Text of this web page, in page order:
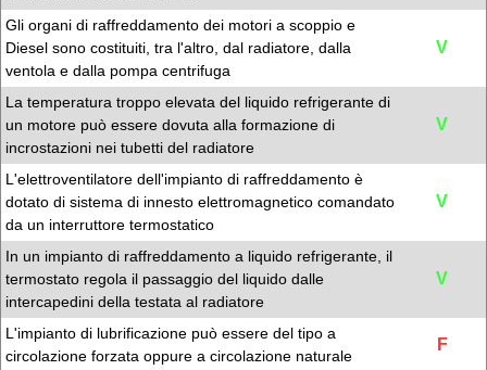
Gli organi di raffreddamento dei motori a scoppio e
Diesel sono costituiti, tra l'altro, dal radiatore, dalla
ventola e dalla pompa centrifuga
V
La temperatura troppo elevata del liquido refrigerante di
un motore può essere dovuta alla formazione di
incrostazioni nei tubetti del radiatore
V
L'elettroventilatore dell'impianto di raffreddamento è
dotato di sistema di innesto elettromagnetico comandato
da un interruttore termostatico
V
In un impianto di raffreddamento a liquido refrigerante, il
termostato regola il passaggio del liquido dalle
intercapedini della testata al radiatore
V
L'impianto di lubrificazione può essere del tipo a
circolazione forzata oppure a circolazione naturale
F